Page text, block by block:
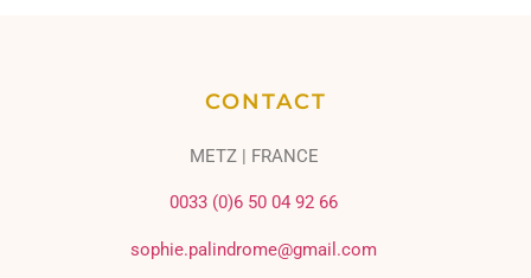
CONTACT
METZ | FRANCE
0033 (0)6 50 04 92 66
sophie.palindrome@gmail.com